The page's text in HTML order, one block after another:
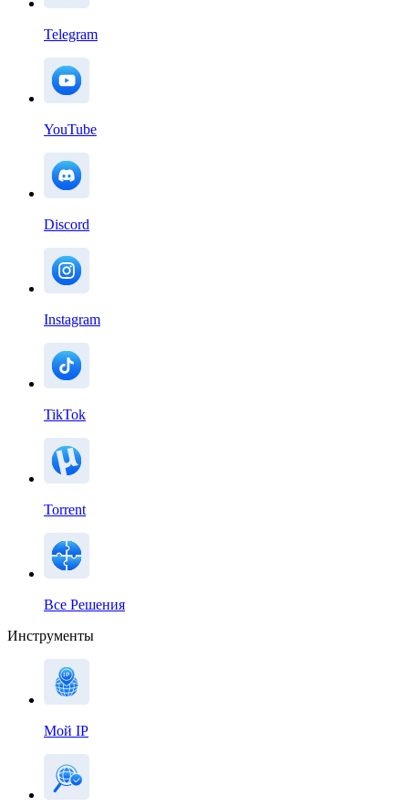
Telegram
YouTube
Discord
Instagram
TikTok
Torrent
Все Решения
Инструменты
Мой IP